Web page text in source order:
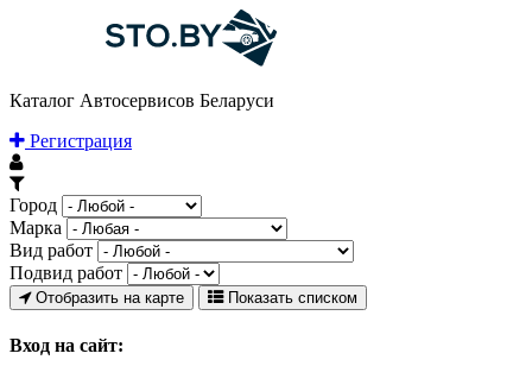
Каталог Автосервисов Беларуси
Регистрация
Город
Марка
Вид работ
Подвид работ
Отобразить на карте Показать списком
Вход на сайт: